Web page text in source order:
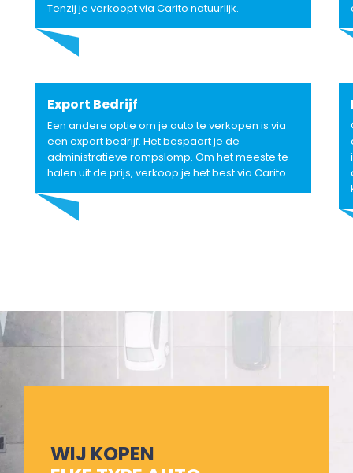
Tenzij je verkoopt via Carito natuurlijk.
Export Bedrijf
Een andere optie om je auto te verkopen is via
een export bedrijf. Het bespaart je de
administratieve rompslomp. Om het meeste te
halen uit de prijs, verkoop je het best via Carito.
WIJ KOPEN